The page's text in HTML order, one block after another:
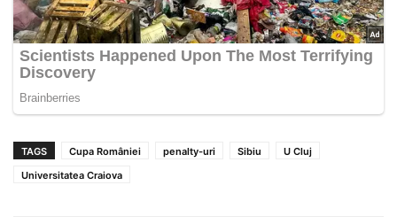
TAGS Cupa României penalty-uri Sibiu
U Cluj
Universitatea Craiova